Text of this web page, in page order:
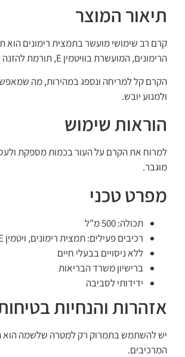
תיאור המוצר
קרם רב שימושי מועשר בתמצית רימונים הוא
הרימונים, המועשרת בוויטמין E, תורמת להזנה עמוקה של העור ומחזירה לו את הברק והמראה הבריא והגמיש.
הקרם קל למריחה ונספג במהירות, מה
ולמנוע יובש.
הוראות שימוש
למרוח את הקרם על העור בכמות מספקת
מוגבר.
מפרט טכני
תכולה: 500 מ"ל
רכיבים פעילים: תמצית רימונים, ויטמין E, שמן שקדים מתוק, שמן זית, חמאת שיאה
ללא ניסויים בבעלי חיים
ברישיון משרד הבריאות
ידידותי לסביבה
אזהרות והנחיות
יש להשתמש בתמרוק רק למטרה שלשמה הוא
המרכיבים.